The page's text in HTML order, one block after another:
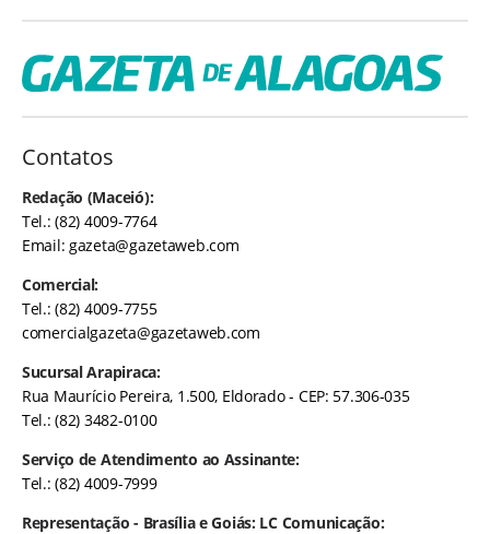
Contatos
Redação (Maceió):
Tel.: (82) 4009-7764
Email:gazeta@gazetaweb.com
Comercial:
Tel.: (82) 4009-7755
comercialgazeta@gazetaweb.com
Sucursal Arapiraca:
Rua Maurício Pereira, 1.500, Eldorado - CEP: 57.306-035
Tel.: (82) 3482-0100
Serviço de Atendimento ao Assinante:
Tel.: (82) 4009-7999
Representação - Brasília e Goiás: LC Comunicação: